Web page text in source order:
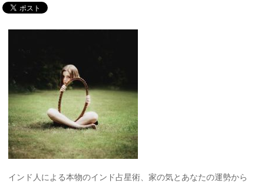
インド人による本物のインド占星術、家の気とあなたの運勢から